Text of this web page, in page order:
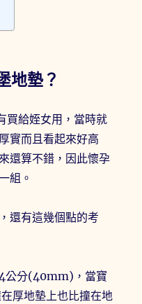
地墊？
買給姪女用，當時就
實而且看起來好高
還算不錯，因此懷孕
組。
還有這幾個點的考
公分(40mm)，當寶
厚地墊上也比撞在地